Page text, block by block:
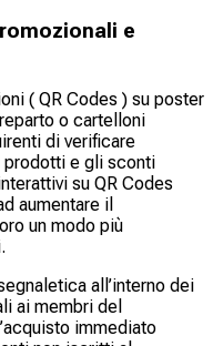
e
( QR Codes ) su poster
o cartelloni
di verificare
prodotti e gli sconti
su QR Codes
aumentare il
un modo più
all’interno dei
ai membri del
immediato